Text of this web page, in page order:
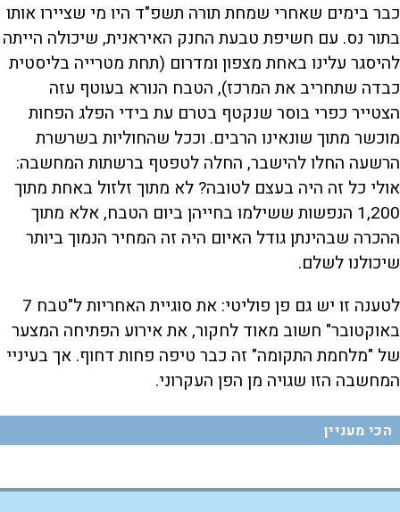
כבר בימים שאחרי שמחת תורה תשפ"ד היו מי שציירו אותו
בתור נס. עם חשיפת טבעת החנק האיראנית, שיכולה הייתה
להיסגר עלינו באחת מצפון ומדרום (תחת מטרייה בליסטית
כבדה שתחריב את המרכז), הטבח הנורא בעוטף עזה
הצטייר כפרי בוסר שנקטף בטרם עת בידי הפלג הפחות
מוכשר מתוך שונאינו הרבים. וככל שהחוליות בשרשרת
הרשעה החלו להישבר, החלה לטפטף ברשתות המחשבה:
אולי כל זה היה בעצם לטובה? לא מתוך זלזול באחת מתוך
1,200 הנפשות ששילמו בחייהן ביום הטבח, אלא מתוך
ההכרה שבהינתן גודל האיום היה זה המחיר הנמוך ביותר
שיכולנו לשלם.
לטענה זו יש גם פן פוליטי: את סוגיית האחריות ל"טבח 7
באוקטובר" חשוב מאוד לחקור, את אירוע הפתיחה המצער
של "מלחמת התקומה" זה כבר טיפה פחות דחוף. אך בעיניי
המחשבה הזו שגויה מן הפן העקרוני.
הכי מעניין